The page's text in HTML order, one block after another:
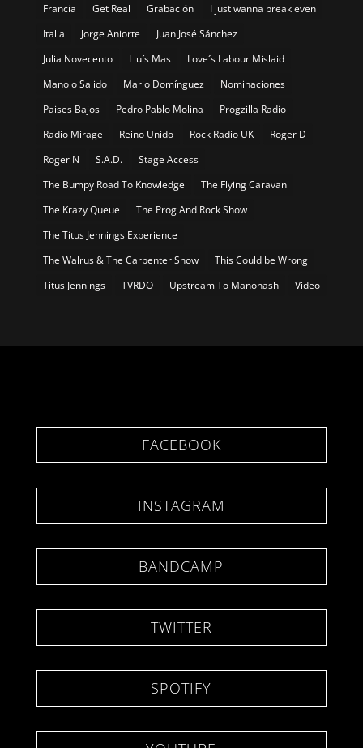
Francia
Get Real Grabación
I just wanna break even
Italia
Jorge Aniorte
Juan José Sánchez
Julia Novecento
Lluís Mas
Love´s Labour Mislaid
Manolo Salido
Mario Domínguez
Nominaciones
Paises Bajos
Pedro Pablo Molina
Progzilla Radio
Radio Mirage
Reino Unido Rock Radio UK
Roger D
Roger N
S.A.D.
Stage Access
The Bumpy Road To Knowledge
The Flying Caravan
The Krazy Queue
The Prog And Rock Show
The Titus Jennings Experience
The Walrus & The Carpenter Show
This Could be Wrong
Titus Jennings
TVRDO Upstream To Manonash Video
FACEBOOK
INSTAGRAM
BANDCAMP
TWITTER
SPOTIFY